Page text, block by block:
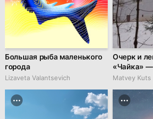
Большая рыба маленького
города
Lizaveta Valantsevich
Очерк и
«Чайка»
Matvey Kuts